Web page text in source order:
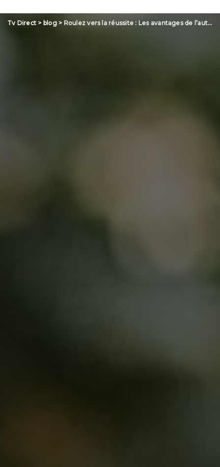
Tv Direct > blog> Roulez vers la réussite : Les avantages de l’auto école en ligne pour apprendre à conduire